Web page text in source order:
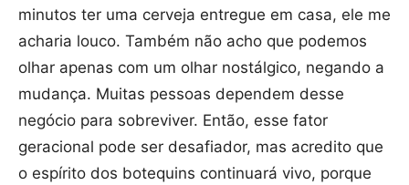
minutos ter uma cerveja entregue em casa, ele me
acharia louco. Também não acho que podemos
olhar apenas com um olhar nostálgico, negando a
mudança. Muitas pessoas dependem desse
negócio para sobreviver. Então, esse fator
geracional pode ser desafiador, mas acredito que
o espírito dos botequins continuará vivo, porque